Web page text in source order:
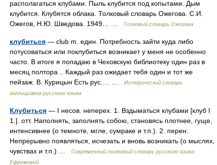
располагаться клубами. Пыль клубится под копытами. Дым
клубится. Клубятся облака. Толковый словарь Ожегова. С.И.
Ожегов, Н.Ю. Шведова. 1949… …
Толковый словарь Ожегова
клубиться — club m. един. Потребность зайти куда либо
потусоваться или поклубиться возникает у меня не особенно
часто. В итоге я попадаю в Чеховскую библиотеку один раз в
месяц полтора .. Каждый раз ожидает тебя один и тот же
пейзаж. В. Курицын Есть рус.… …
Исторический словарь
галлицизмов русского языка
Клубиться — I несов. неперех. 1. Вздыматься клубами [клуб I
1.]. отт. Наполнять, заполнять собою, становясь плотнее, гуще,
интенсивнее (о темноте, мгле, сумраке и т.п.). 2. перен.
Непрерывно появляться, исчезать и вновь возникать (о мыслях,
чувствах и т.п.) …
Современный толковый словарь русского языка
Ефремовой